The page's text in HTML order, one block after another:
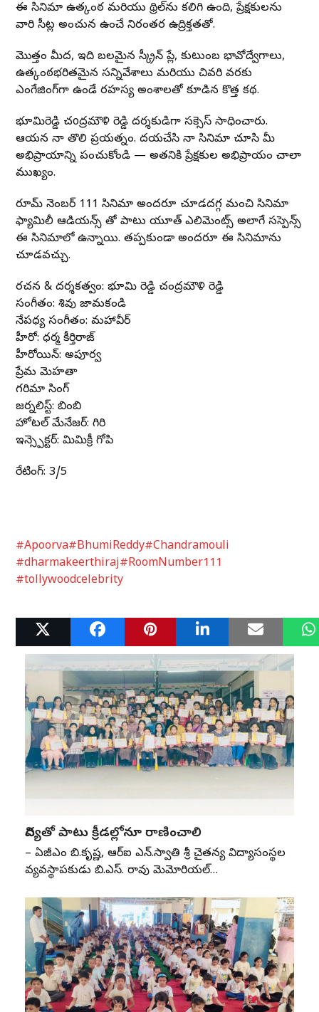
ఈ సినిమా ఉత్కంఠ మరియు థ్రిల్‌ను కలిగి ఉంది, ప్రేక్షకులను
వారి సీట్ల అంచున ఉంచే నిరంతర ఉద్రిక్తతతో.
మొత్తం మీద, ఇది బలమైన స్క్రీన్ ప్లే, కుటుంబ భావోద్వేగాలు,
ఉత్కంఠభరితమైన సన్నివేశాలు మరియు చివరి వరకు
ఎంగేజింగ్‌గా ఉండే రహస్య అంశాలతో కూడిన కొత్త కథ.
భూమిరెడ్డి చoద్రమౌళి రెడ్డి దర్శకుడిగా సక్సెస్ సాధించారు.
ఆయన నా తొలి ప్రయత్నం. దయచేసి నా సినిమా చూసి మీ
అభిప్రాయాన్ని పంచుకోండి — అతనికి ప్రేక్షకుల అభిప్రాయం చాలా
ముఖ్యం.
రూమ్ నెంబర్ 111 సినిమా అందరూ చూడదగ్గ మంచి సినిమా
ఫ్యామిలీ ఆడియన్స్ తో పాటు యూత్ ఎలిమెంట్స్ అలాగే సస్పెన్స్
ఈ సినిమాలో ఉన్నాయి. తప్పకుండా అందరూ ఈ సినిమాను
చూడవచ్చు.
రచన & దర్శకత్వం: భూమి రెడ్డి చంద్రమౌళి రెడ్డి
సంగీతం: శివు జామకండి
నేపధ్య సంగీతం: మహావీర్
హీరో: ధర్మ కీర్తిరాజ్
హీరోయిన్: అపూర్వ
ప్రేమ మెహతా
గరిమా సింగ్
జర్నలిస్ట్: బింబికా
హోటల్ మేనేజర్: గిరి
ఇన్స్పెక్టర్: మిమిక్రీ గోపి
రేటింగ్: 3/5
#Apoorva#BhumiReddy#Chandramouli
#dharmakeerthiraj#RoomNumber111
#tollywoodcelebrity
Related Posts
విద్యతో పాటు క్రీడల్లోనూ రాణించాలి
– ఏజీఎం బి.కృష్ణ, ఆర్‌ఐ ఎన్‌.స్వాతి శ్రీ చైతన్య విద్యాసంస్థల
వ్యవస్థాపకుడు బి.ఎస్‌. రావు మెమోరియల్‌…